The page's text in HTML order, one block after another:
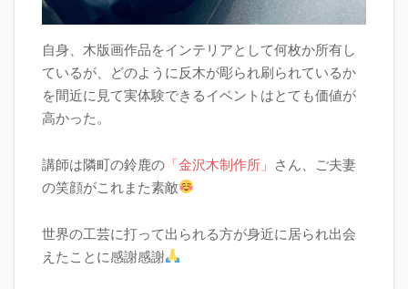
自身、木版画作品をインテリアとして何枚か所有し
ているが、どのように反木が彫られ刷られているか
を間近に見て実体験できるイベントはとても価値が
高かった。
講師は隣町の鈴鹿の 「金沢木制作所」 さん、ご夫妻
の笑顔がこれまた素敵
世界の工芸に打って出られる方が身近に居られ出会
えたことに感謝感謝